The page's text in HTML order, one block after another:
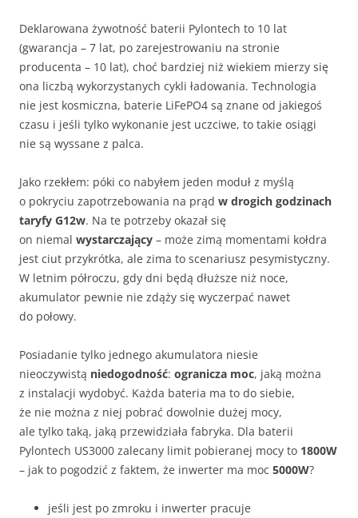
Deklarowana żywotność baterii Pylontech to 10 lat
(gwarancja – 7 lat, po zarejestrowaniu na stronie
producenta – 10 lat), choć bardziej niż wiekiem mierzy się
ona liczbą wykorzystanych cykli ładowania. Technologia
nie jest kosmiczna, baterie LiFePO4 są znane od jakiegoś
czasu i jeśli tylko wykonanie jest uczciwe, to takie osiągi
nie są wyssane z palca.
Jako rzekłem: póki co nabyłem jeden moduł z myślą
o pokryciu zapotrzebowania na prąd w drogich godzinach
taryfy G12w. Na te potrzeby okazał się
on niemal wystarczający – może zimą momentami kołdra
jest ciut przykrótka, ale zima to scenariusz pesymistyczny.
W letnim półroczu, gdy dni będą dłuższe niż noce,
akumulator pewnie nie zdąży się wyczerpać nawet
do połowy.
Posiadanie tylko jednego akumulatora niesie
nieoczywistą niedogodność: ogranicza moc, jaką można
z instalacji wydobyć. Każda bateria ma to do siebie,
że nie można z niej pobrać dowolnie dużej mocy,
ale tylko taką, jaką przewidziała fabryka. Dla baterii
Pylontech US3000 zalecany limit pobieranej mocy to 1800W
– jak to pogodzić z faktem, że inwerter ma moc 5000W?
jeśli jest po zmroku i inwerter pracuje